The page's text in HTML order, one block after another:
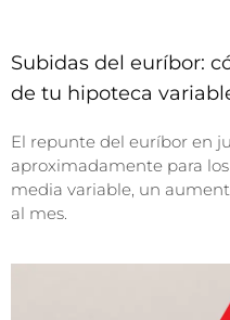
Subidas del euríbor:
de tu hipoteca
El repunte del euríbor en
aproximadamente para
media variable, un
al mes.